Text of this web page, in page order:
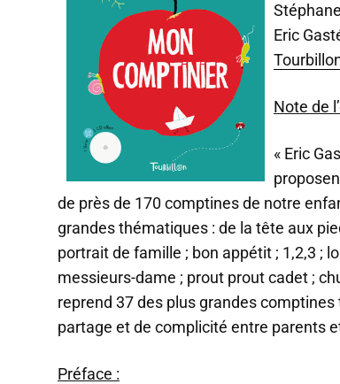
Eric
Note de
« Eric
de près de 170 comptines de notre
grandes thématiques : de la tête aux
portrait de famille ; bon appétit ; 1,2,3 ;
messieurs-dame ; prout prout cadet ;
reprend 37 des plus grandes
partage et de complicité entre parents
Préface :